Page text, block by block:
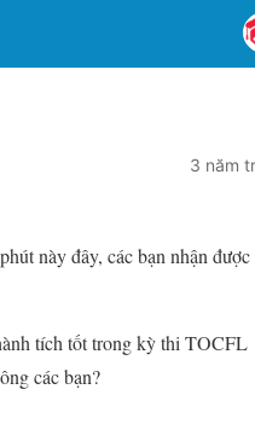
3 năm
này đây, các bạn nhận được
tích tốt trong kỳ thi TOCFL
các bạn?